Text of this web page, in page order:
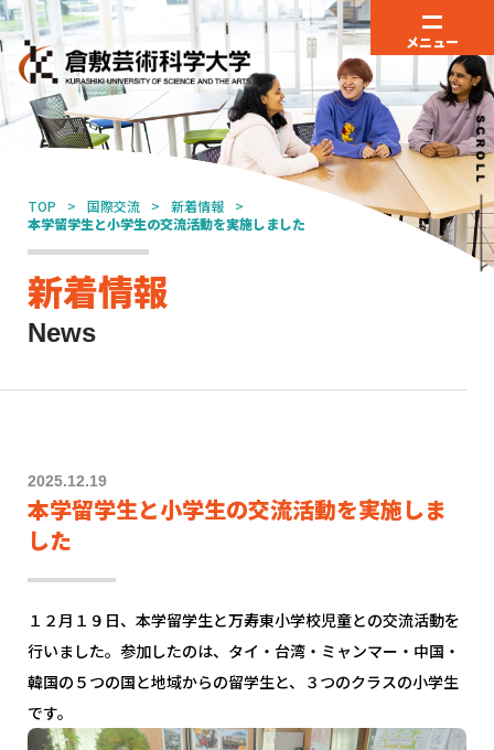
メニュー
TOP 国際交流
新着情報
本学留学生と小学生の交流活動を実施しました
新着情報
News
2025.12.19
本学留学生と小学生の交流活動を実施しま
した
１２月１９日、本学留学生と万寿東小学校児童との交流活動を
行いました。参加したのは、タイ・台湾・ミャンマー・中国・
韓国の５つの国と地域からの留学生と、３つのクラスの小学生
です。